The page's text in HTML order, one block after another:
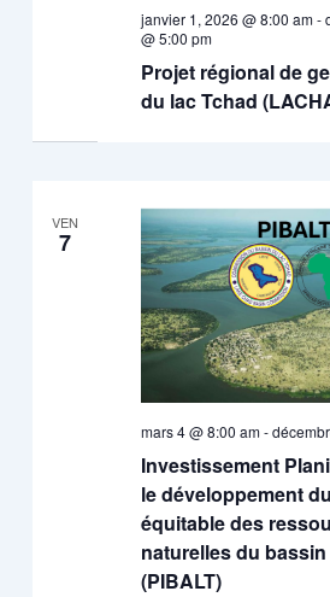
Projet régional de
du lac Tchad
janvier 1, 2026 @ 8:00 am-
@ 5:00 pm
VEN
7
Investissement
le développement
équitable des
naturelles du
(PIBALT)
mars 4 @ 8:00 am-